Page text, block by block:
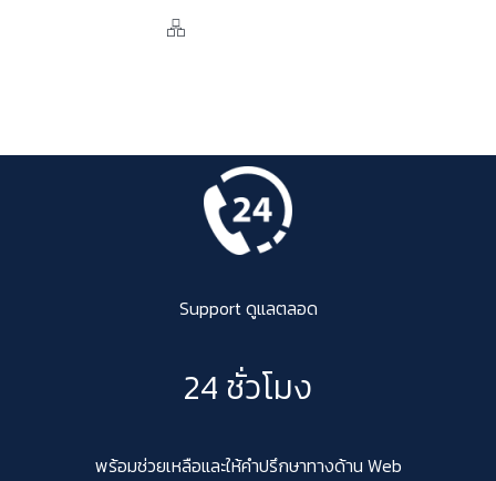
Support ดูแลตลอด
24 ชั่วโมง
พร้อมช่วยเหลือและให้คำปรึกษาทางด้าน Web